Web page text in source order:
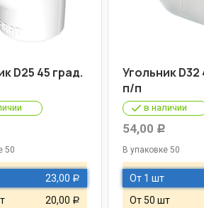
D25 45 град.
50
23,00 Р
20,00 Р
Угольник D32
п/п
в наличии
54,00 Р
В упаковке 50
От 1 шт
От 50 шт